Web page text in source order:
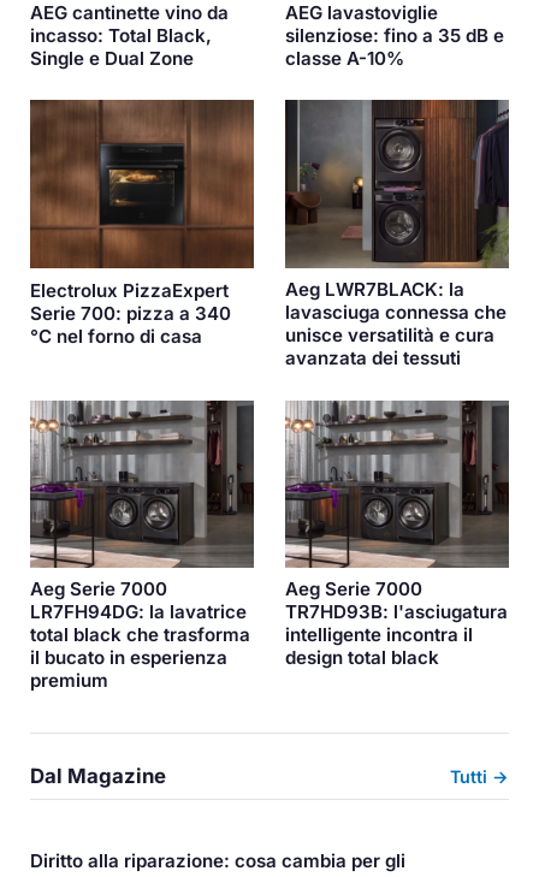
AEG cantinette vino da
incasso: Total Black,
Single e Dual Zone
AEG lavastoviglie
silenziose: fino a 35 dB e
classe A-10%
Electrolux PizzaExpert
Serie 700: pizza a 340
°C nel forno di casa
Aeg LWR7BLACK: la
lavasciuga connessa che
unisce versatilità e cura
avanzata dei tessuti
Aeg Serie 7000
LR7FH94DG: la lavatrice
total black che trasforma
il bucato in esperienza
premium
Aeg Serie 7000
TR7HD93B: l'asciugatura
intelligente incontra il
design total black
Dal Magazine Tutti →
Diritto alla riparazione: cosa cambia per gli